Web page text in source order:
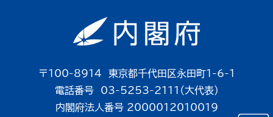
〒100-8914 東京都千代田区永田町1-6-1
電話番号 03-5253-2111（大代表）
内閣府法人番号 2000012010019